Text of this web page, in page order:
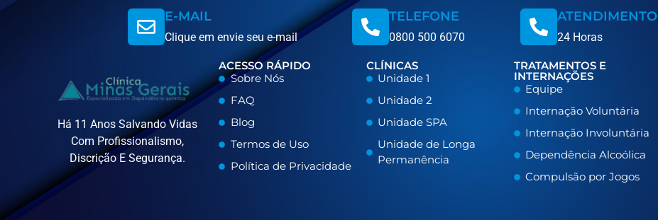
E-MAIL
Clique em envie seu e-mail
TELEFONE
0800 500 6070
ATENDIMENTO
24 Horas
Há 11 Anos Salvando Vidas
Com Profissionalismo,
Discrição E Segurança.
ACESSO RÁPIDO
Sobre Nós
FAQ
Blog
Termos de Uso
Política de Privacidade
CLÍNICAS
Unidade 1
Unidade 2
Unidade SPA
Unidade de Longa
Permanência
TRATAMENTOS E
INTERNAÇÕES
Equipe
Internação Voluntária
Internação Involuntária
Dependência Alcoólica
Compulsão por Jogos